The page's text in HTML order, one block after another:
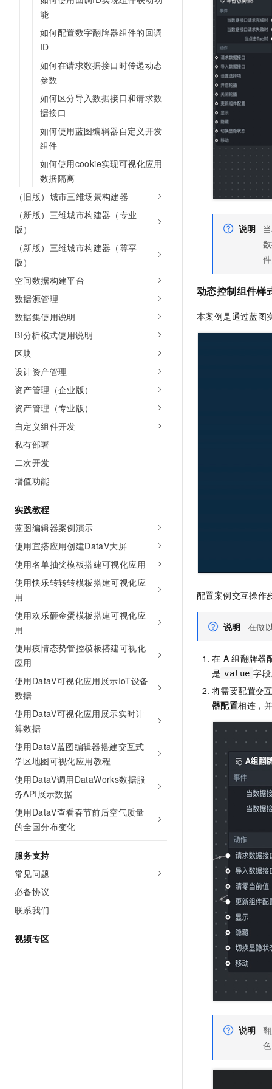
能
如何配置数字翻牌器组件的回调
ID
如何在请求数据接口时传递动态
参数
如何区分导入数据接口和请求数
据接口
如何使用蓝图编辑器自定义开发
组件
如何使用cookie实现可视化应用
数据隔离
（旧版）城市三维场景构建器
（新版）三维城市构建器（专业
版）
（新版）三维城市构建器（尊享
版）
空间数据构建平台
数据源管理
数据集使用说明
BI分析模式使用说明
区块
设计资产管理
资产管理（企业版）
资产管理（专业版）
自定义组件开发
私有部署
二次开发
增值功能
实践教程
蓝图编辑器案例演示
使用宜搭应用创建DataV大屏
使用名单抽奖模板搭建可视化应用
使用快乐转转转模板搭建可视化应
用
使用欢乐砸金蛋模板搭建可视化应
用
使用疫情态势管控模板搭建可视化
应用
使用DataV可视化应用展示IoT设备
数据
使用DataV可视化应用展示实时计
算数据
使用DataV蓝图编辑器搭建交互式
学区地图可视化应用教程
使用DataV调用DataWorks数据服
务API展示数据
使用DataV查看春节前后空气质量
的全国分布变化
服务支持
常见问题
必备协议
联系我们
视频专区
说明
动态控制组件样
本案例是通过蓝图
配置案例交互操作
说明 在做
在 A 组翻牌器
是 value 字
将需要配置交
器配置相连，
说明